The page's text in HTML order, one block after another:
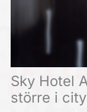
Sky Hotel
större i city